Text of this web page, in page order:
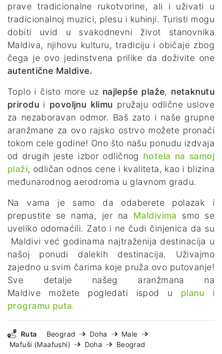
prave tradicionalne rukotvorine, ali i uživati u
tradicionalnoj muzici, plesu i kuhinji. Turisti mogu
dobiti uvid u svakodnevni život stanovnika
Maldiva, njihovu kulturu, tradiciju i običaje zbog
čega je ovo jedinstvena prilike da doživite one
autentične Maldive.
Toplo i čisto more uz najlepše plaže, netaknutu
prirodui povoljnu klimu pružaju odlične uslove
za nezaboravan odmor. Baš zato i naše grupne
aranžmane za ovo rajsko ostrvo možete pronaći
tokom cele godine! Ono što našu ponudu izdvaja
od drugih jeste izbor odličnog hotela na samoj
plaži, odličan odnos cene i kvaliteta, kao i blizina
međunarodnog aerodroma u glavnom gradu.
Na vama je samo da odaberete polazak i
prepustite se nama, jer na Maldivima smo se
uveliko odomaćili. Zato i ne čudi činjenica da su
Maldivi već godinama najtraženija destinacija u
našoj ponudi dalekih destinacija. Uživajmo
zajedno u svim čarima koje pruža ovo putovanje!
Sve detalje našeg aranžmana na
Maldive možete pogledati ispod u
planu i
programu puta.
Ruta Beograd Doha
Male
Mafuši (Maafushi)
Doha Beograd